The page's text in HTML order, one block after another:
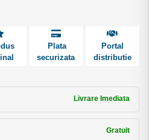
Plata
securizata
Portal
distributie
Livrare Imediata
Gratuit